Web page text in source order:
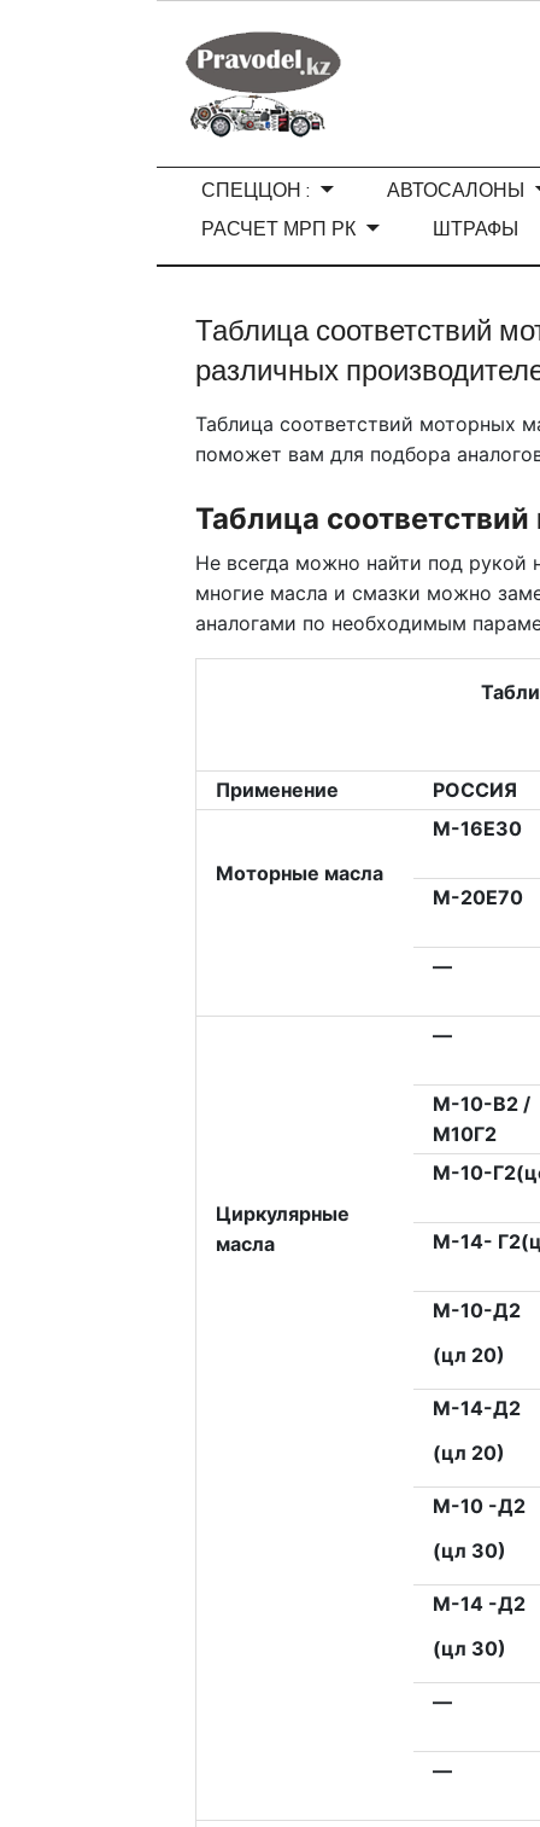
СПЕЦЦОН :
АВТОСАЛОНЫ
РАСЧЕТ МРП РК
ШТРАФЫ
Таблица соответствий
различных
Таблица соответствий моторных
поможет вам для подбора
Таблица
Не всегда можно найти под
многие масла и смазки можно
аналогами по необходимым
Применение РОССИЯ
Моторные масла
М-16Е30
М-20Е70
—
Циркулярные
масла
—
М-10-В2 /
М10Г2
М-10-
М-14-
М-10-Д2
(цл 20)
М-14-Д2
(цл 20)
M-10 -Д2
(цл 30)
М-14 -Д2
(цл 30)
—
—